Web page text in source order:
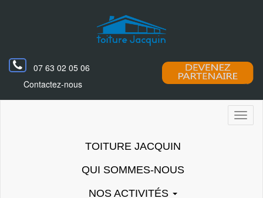
07 63 02 05 06
Contactez-nous
TOITURE JACQUIN
QUI SOMMES-NOUS
NOS ACTIVITÉS